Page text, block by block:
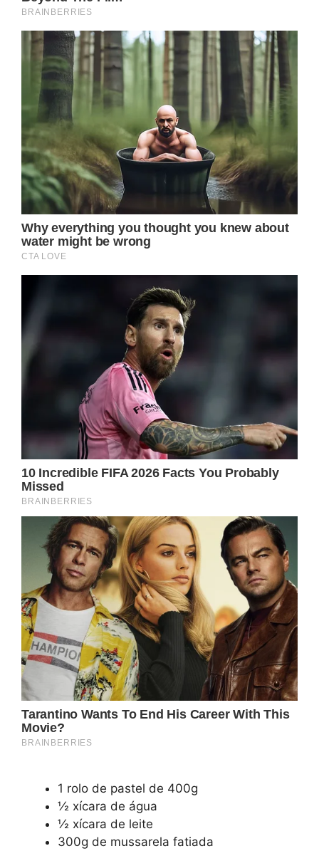
1 rolo de pastel de 400g
½ xícara de água
½ xícara de leite
300g de mussarela fatiada